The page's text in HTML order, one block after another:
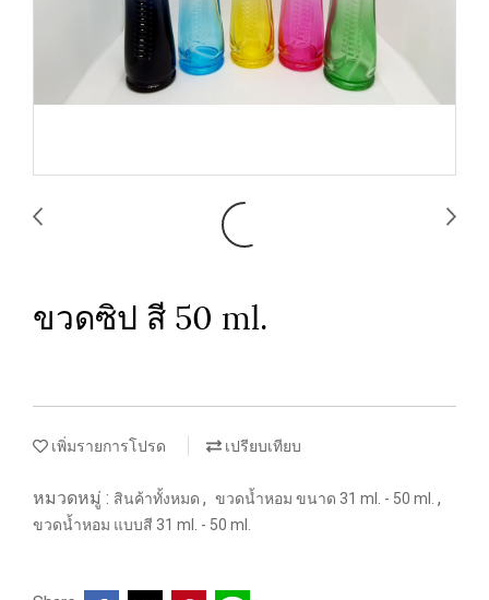
ขวดซิป สี 50 ml.
เพิ่มรายการโปรด เปรียบเทียบ
หมวดหมู่ : สินค้าทั้งหมด , ขวดน้ำหอม ขนาด 31 ml. - 50 ml. ,
ขวดน้ำหอม แบบสี 31 ml. - 50 ml.